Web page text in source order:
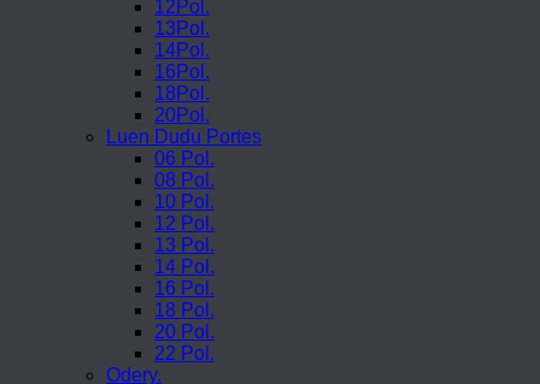
12Pol.
13Pol.
14Pol.
16Pol.
18Pol.
20Pol.
Luen Dudu Portes
06 Pol.
08 Pol.
10 Pol.
12 Pol.
13 Pol.
14 Pol.
16 Pol.
18 Pol.
20 Pol.
22 Pol.
Odery.